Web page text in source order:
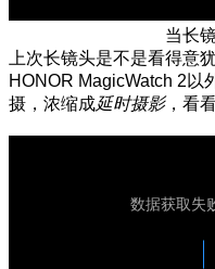
当长
上次长镜头是不是看得意
HONOR MagicWatch 2以
摄，浓缩成延时摄影，看